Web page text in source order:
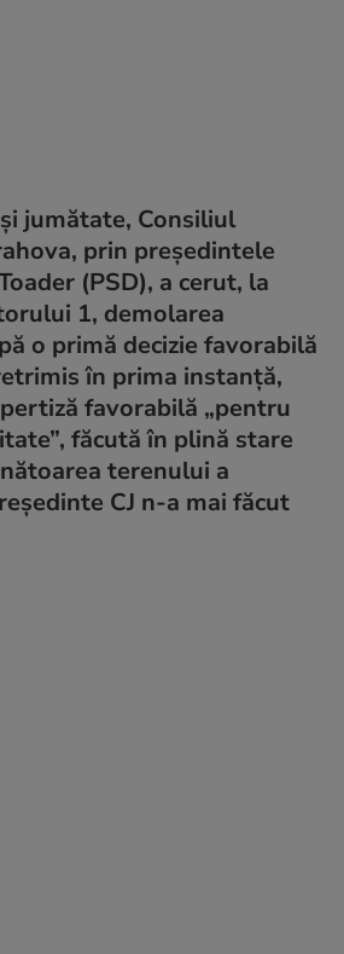
jumătate, Consiliul
prin președintele
(PSD), a cerut, la
1, demolarea
o primă decizie favorabilă
în prima instanță,
favorabilă „pentru
făcută în plină stare
terenului a
CJ n-a mai făcut